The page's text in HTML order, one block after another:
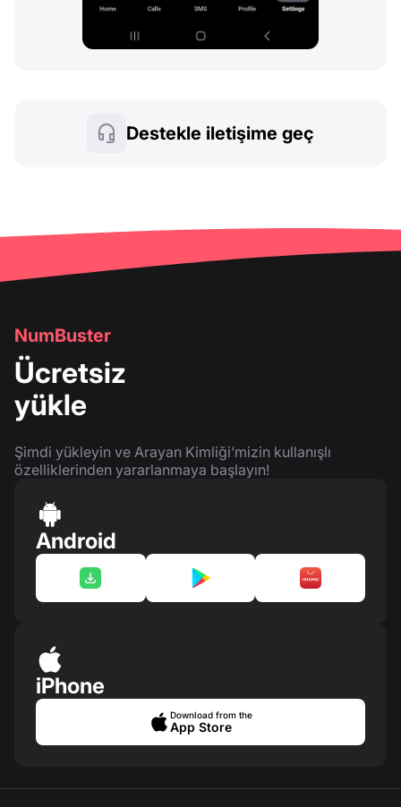
Destekle iletişime geç
NumBuster
Ücretsiz
yükle
Şimdi yükleyin ve Arayan Kimliği’mizin kullanışlı
özelliklerinden yararlanmaya başlayın!
Android
iPhone
Download from the
App Store